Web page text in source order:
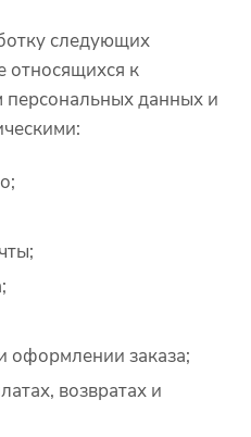
следующих
относящихся к
персональных данных и
оформлении заказа;
возвратах и